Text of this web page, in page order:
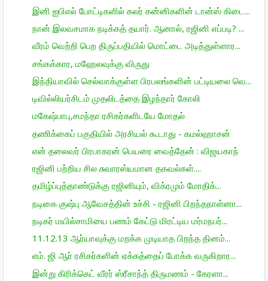
இனி ஐபிஎல் போட்டிகளில் கலர் கன்னிகளின் டான்ஸ் கிடை...
நான் இலவசமாக நடிக்கத் தயார். ஆனால், ரஜினி எப்படி? ...
வீரம் வெற்றி பெற திருப்பதியில் மொட்டை அடித்துள்ளார...
சங்கக்கார, மஹேலவுக்கு விருது
இந்தியாவில் செல்வாக்குள்ள பிரபலங்களின் பட்டியலை வெ...
டிவில்லியர்சிடம் முதலிடத்தை இழந்தார் கோலி
மகேஷ்பாபு,சமந்தா ரசிகர்களிடயே மோதல்
தணிக்கைப் பகுதியில் அரசியல் கூடாது - கமல்ஹாசன்
என் தலைவர் பிரபாகரன் பெயரை வைத்தேன் : விஜயகாந்
ரஜினி பற்றிய சில சுவாரஸ்யமான தகவல்கள்....
தமிழ்ப்புத்தாண்டுக்கு ரஜினியும், விக்ரமும் மோதிக்...
நடிகை குஷ்பு ஆவேசத்தின் உச்சி - ரஜினி பிறந்தநாள்னா...
நடிகர் மயில்சாமியை பணம் கேட்டு மிரட்டிய மர்மநபர்...
11.12.13 ஆர்யாவுக்கு மறக்க முடியாத பிறந்த தினம்...
எம்‌. ஜி ஆர் ரசிகர்களின் ஏக்கத்தைப் போக்க வருகிறார...
இன்று கிரிக்கெட் வீரர் ஸ்ரீசாந்த் திருமணம் - கேரளா...